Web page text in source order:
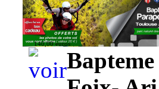
140,00 euros